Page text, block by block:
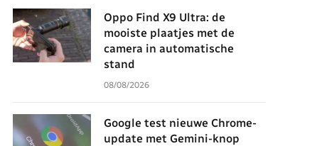
Oppo Find X9 Ultra: de
mooiste plaatjes met de
camera in automatische
stand
08/08/2026
Google test nieuwe Chrome-
update met Gemini-knop